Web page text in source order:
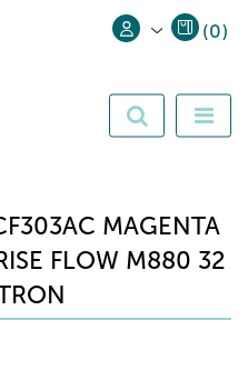
Zarejestruj się
(0)
MAGENTA
FLOW M880 32